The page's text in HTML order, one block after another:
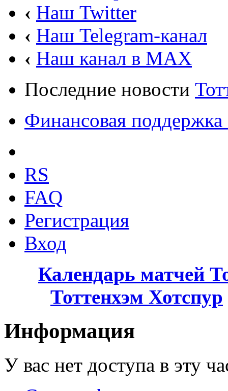
‹ Наш Twitter
‹ Наш Telegram-канал
‹ Наш канал в MAX
Последние новости
Финансовая поддержка
RS
FAQ
Регистрация
Вход
Календарь матчей
Тоттенхэм Хотспур
Информация
У вас нет доступа в эту